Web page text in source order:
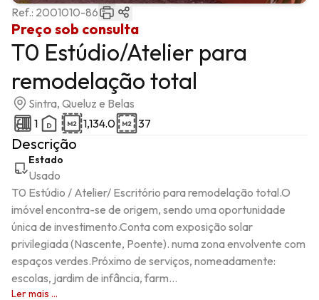
Preço sob consulta
Ref.: 2001010-86
T0 Estúdio/Atelier para
remodelação total
Sintra, Queluz e Belas
1
1,134.0 37
Descrição
Estado
Usado
T0 Estúdio / Atelier/ Escritório para remodelação total.O
imóvel encontra-se de origem, sendo uma oportunidade
única de investimento.Conta com exposição solar
privilegiada (Nascente, Poente). numa zona envolvente com
espaços verdes.Próximo de serviços, nomeadamente:
escolas, jardim de infância, farm...
Ler mais ...